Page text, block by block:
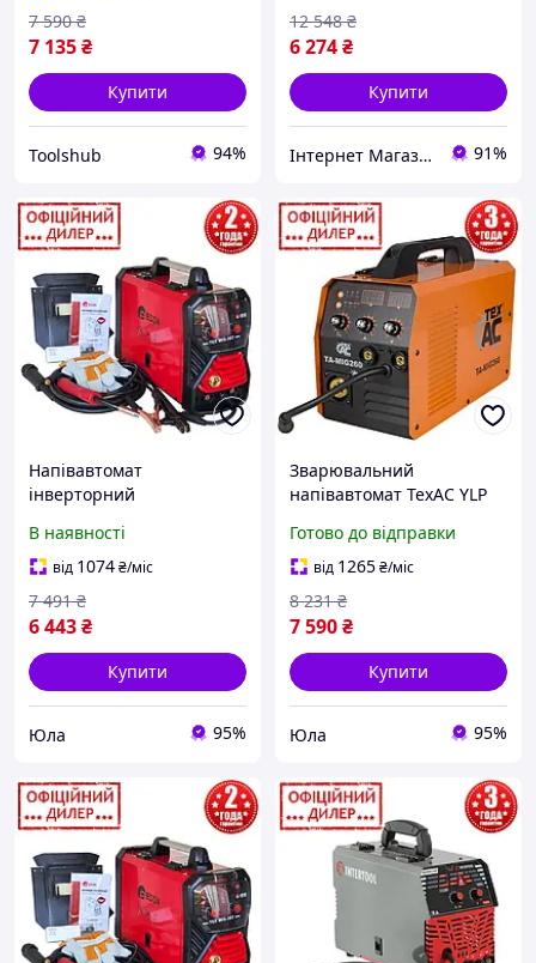
7 135₴
7 590 ₴
Купити
Toolshub 94%
6 274₴
12 548 ₴
Купити
Інтернет Магазин "StepShop" 91%
Напівавтомат
інверторний
TEX MIG-307 (Єврокав, 20-
160 А, 0.6-1 мм, 1.6-4 мм)
для дому
В наявності
від 1074₴/міс
6 443₴
7 491 ₴
Купити
Юла 95%
Зварювальний
напівавтомат ТехАС YLP
А, MIG/MAG/FLUX/ММА)
для дому та дачі
Готово до відправки
від 1265₴/міс
7 590₴
8 231 ₴
Купити
Юла 95%